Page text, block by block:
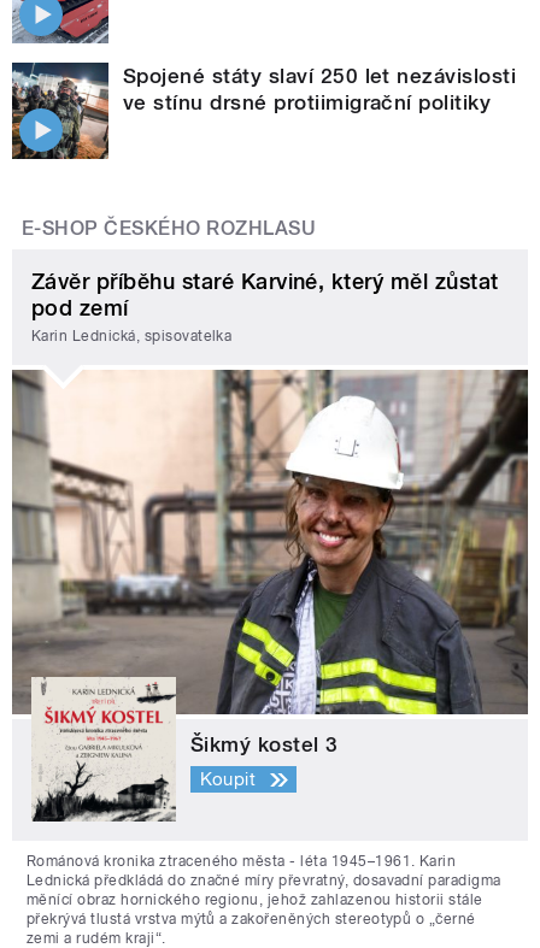
Spojené státy slaví 250 let nezávislosti
ve stínu drsné protiimigrační politiky
E-SHOP ČESKÉHO ROZHLASU
Závěr příběhu staré Karviné, který měl zůstat
pod zemí
Karin Lednická, spisovatelka
Šikmý kostel 3
Koupit
Románová kronika ztraceného města - léta 1945–1961. Karin
Lednická předkládá do značné míry převratný, dosavadní paradigma
měnící obraz hornického regionu, jehož zahlazenou historii stále
překrývá tlustá vrstva mýtů a zakořeněných stereotypů o „černé
zemi a rudém kraji“.